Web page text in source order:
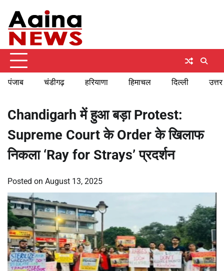
content
पंजाब चंडीगढ़ हरियाणा हिमाचल दिल्ली
Chandigarh में हुआ बड़ा Protest:
Supreme Court के Order के खिलाफ
निकला ‘Ray for Strays’ प्रदर्शन
Posted on August 13, 2025